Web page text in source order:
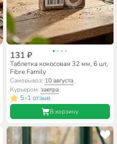
131 ₽
Таблетка кокосовая 32 мм, 6 шт,
Fibre Family
Самовывоз: 10 августа
Курьером: завтра
5•1 отзыв
В корзину